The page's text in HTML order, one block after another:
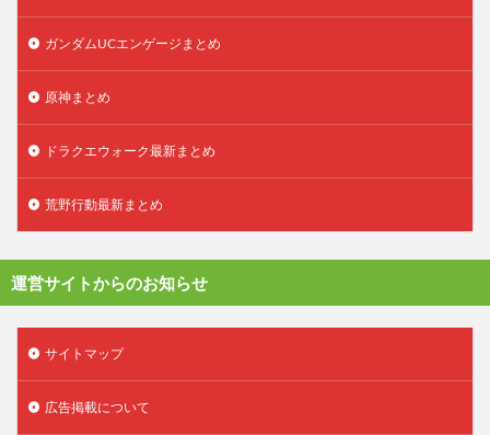
ガンダムUCエンゲージまとめ
原神まとめ
ドラクエウォーク最新まとめ
荒野行動最新まとめ
運営サイトからのお知らせ
サイトマップ
広告掲載について